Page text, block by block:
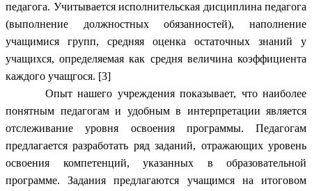
педагога. Учитывается исполнительская дисциплина педагога
(выполнение должностных обязанностей), наполнение
учащимися групп, средняя оценка остаточных знаний у
учащихся, определяемая как средня величина коэффициента
каждого учащгося. [3]
Опыт нашего учреждения показывает, что наиболее
понятным педагогам и удобным в интерпретации является
отслеживание уровня освоения программы. Педагогам
предлагается разработать ряд заданий, отражающих уровень
освоения компетенций, указанных в образовательной
программе. Задания предлагаются учащимся на итоговом